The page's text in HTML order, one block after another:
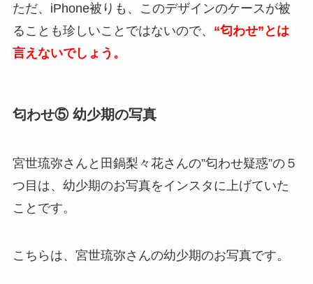
ただ、iPhone被りも、このデザインのケースが被
ることも珍しいことではないので、 “匂わせ”とは
言えないでしょう。
匂わせ⑤ 幼少期の写真
宮世琉弥さんと田鍋梨々花さんの”匂わせ疑惑”の５
つ目は、 幼少期のお写真をインスタに上げていた
こと です。
こちらは、宮世琉弥さんの幼少期のお写真です。